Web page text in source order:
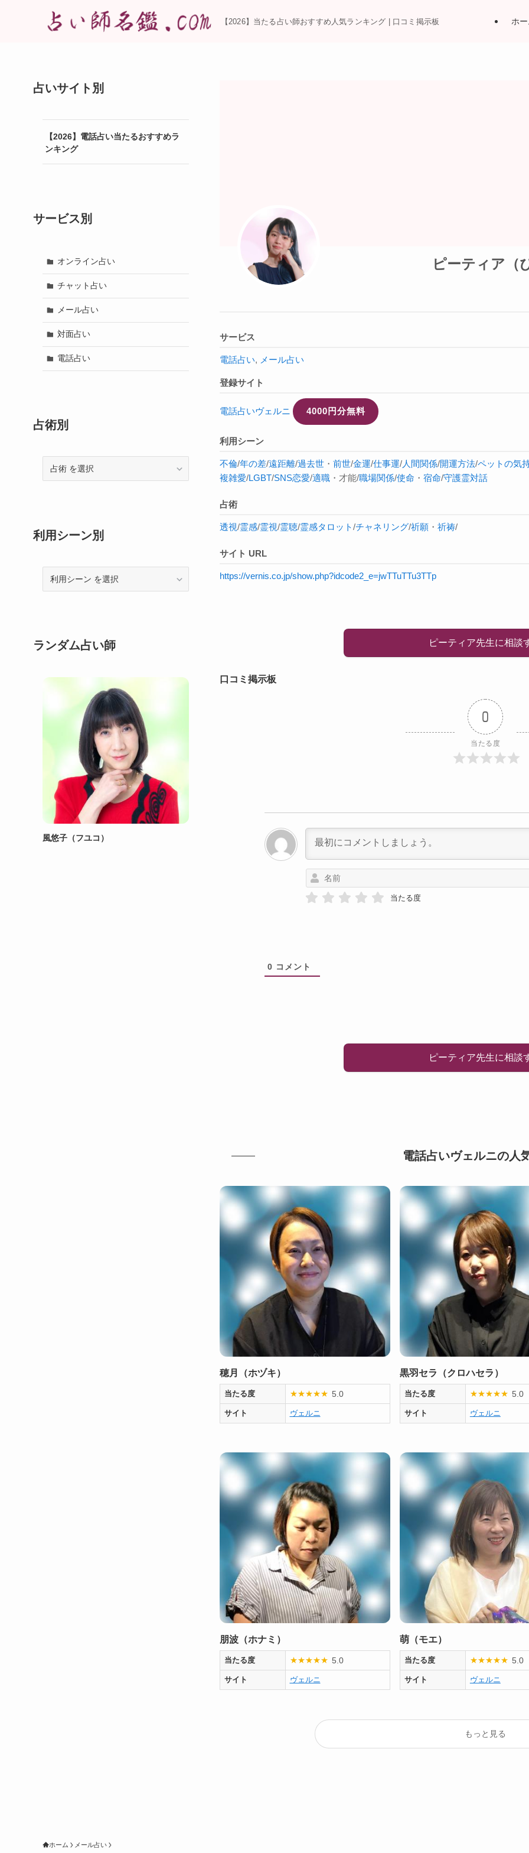
【2026】当たる占い師おすすめ人気ランキング | 口コミ掲示板 ホ
ピーティア（
サービス
電話占い, メール占い
登録サイト
電話占いヴェルニ 4000円分無料
利用シーン
不倫/年の差/遠距離/過去世 ・ 前世/金運/仕事運/人間関係/開運方法/ペットの気
複雑愛/LGBT/SNS恋愛/適職 ・才能/職場関係/使命 ・ 宿命/守護霊対話
占術
透視/霊感/霊視/霊聴/霊感タロット/チャネリング/祈願 ・ 祈祷/
サイト URL
https://vernis.co.jp/show.php?idcode2_e=jwTTuTTu3TTp
ピーティア先生に相談
口コミ掲示板
0
当たる度
当たる度
0 コメント
ピーティア先生に相談
電話占いヴェルニの人
穂月（ホヅキ）
当たる度 ★★★★★ 5.0
サイト ヴェルニ
黒羽セラ（クロハセラ）
当たる度 ★★★★★ 5.0
サイト ヴェルニ
朋波（ホナミ）
当たる度 ★★★★★ 5.0
サイト ヴェルニ
萌（モエ）
当たる度 ★★★★★ 5.0
サイト ヴェルニ
もっと見る
占いサイト別
【2026】電話占い当たるおすすめラ
ンキング
サービス別
オンライン占い
チャット占い
メール占い
対面占い
電話占い
占術別
術
利用シーン別
ランダム占い師
風悠子（フユコ）
ホーム メール占い